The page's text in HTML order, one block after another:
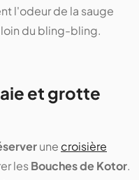
l'odeur de la sauge
loin du bling-bling.
et grotte
une croisière
lesBouches de Kotor.